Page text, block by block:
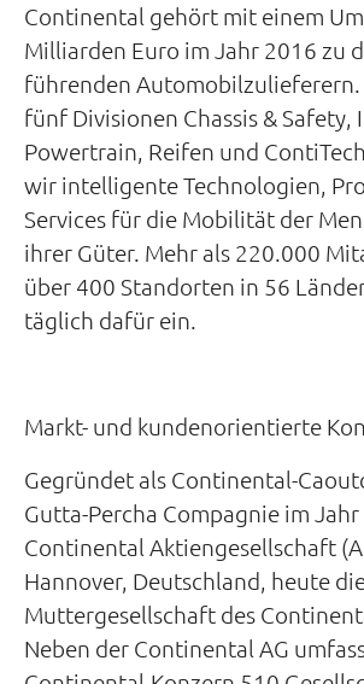
Continental gehört mit einem
Milliarden Euro im Jahr 2016 zu
führenden Automobilzulieferern.
fünf Divisionen Chassis & Safety,
Powertrain, Reifen und
wir intelligente Technologien,
Services für die Mobilität der
ihrer Güter. Mehr als 220.000
über 400 Standorten in 56
täglich dafür ein.
Markt- und kundenorientierte
Gegründet als Continental-
Gutta-Percha Compagnie im
Continental Aktiengesellschaft
Hannover, Deutschland, heute
Muttergesellschaft des
Neben der Continental AG